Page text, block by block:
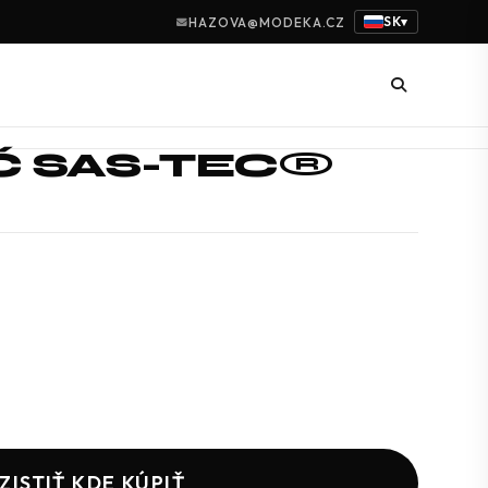
HAZOVA@MODEKA.CZ SK▾
SAS-TEC®